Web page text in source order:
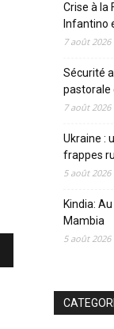
Crise à la
Infantino
7 août 2026
Sécurité
pastorale
7 août 2026
Ukraine :
frappes
5 août 2026
Kindia:
Mambia
5 août 2026